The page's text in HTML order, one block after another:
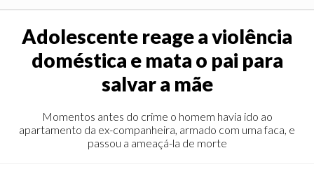
Adolescente reage a violência
doméstica e mata o pai para
salvar a mãe
Momentos antes do crime o homem havia ido ao
apartamento da ex-companheira, armado com uma faca, e
passou a ameaçá-la de morte